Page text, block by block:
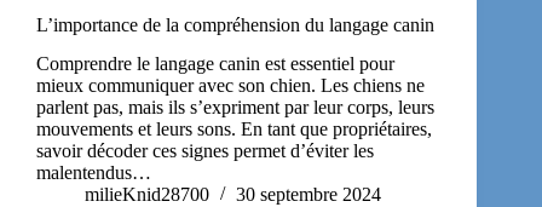
L’importance de la compréhension du langage canin
Comprendre le langage canin est essentiel pour
mieux communiquer avec son chien. Les chiens ne
parlent pas, mais ils s’expriment par leur corps, leurs
mouvements et leurs sons. En tant que propriétaires,
savoir décoder ces signes permet d’éviter les
malentendus…
milieKnid28700
30 septembre 2024